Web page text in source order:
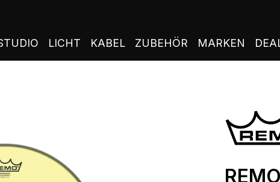
LICHT KABEL ZUBEHÖR MARKEN